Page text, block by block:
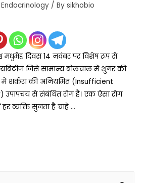
Endocrinology / Bysikhobio
मधुमेह दिवस 14 नवंबर पर विशेष रूप से
जिसे सामान्य बोलचाल में शुगर की
में शर्करा की अनियमित (Insufficient
से संबंधित रोग है। एक ऐसा रोग
व्यक्ति सुनता है चाहे …